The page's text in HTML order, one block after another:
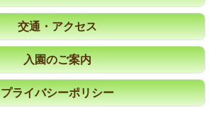
交通・アクセス
入園のご案内
プライバシーポリシー